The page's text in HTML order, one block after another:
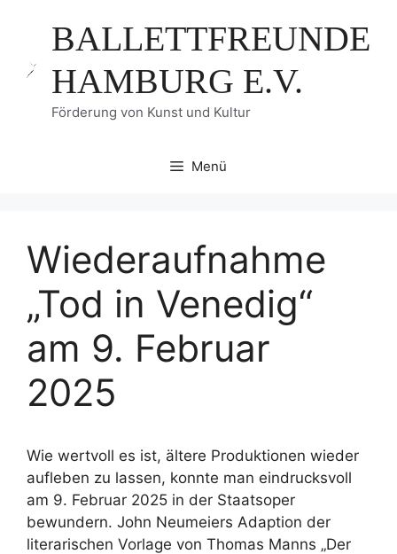
springenBALLETTFREUNDE
HAMBURG E.V.
Förderung von Kunst und Kultur
Menü
Wiederaufnahme
„Tod in Venedig“
am 9. Februar
2025
Wie wertvoll es ist, ältere Produktionen wieder
aufleben zu lassen, konnte man eindrucksvoll
am 9. Februar 2025 in der Staatsoper
bewundern. John Neumeiers Adaption der
literarischen Vorlage von Thomas Manns „Der